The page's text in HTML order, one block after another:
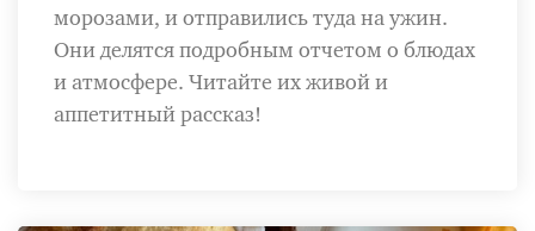
морозами, и отправились туда на ужин.
Они делятся подробным отчетом о блюдах
и атмосфере. Читайте их живой и
аппетитный рассказ!